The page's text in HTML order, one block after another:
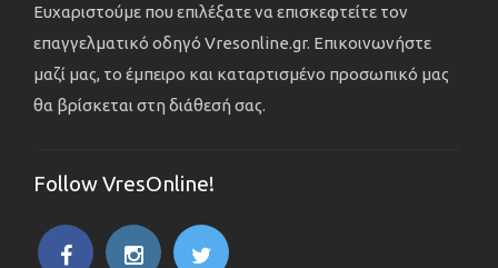
Ευχαριστούμε που επιλέξατε να επισκεφτείτε τον
επαγγελματικό οδηγό Vresonline.gr. Επικοινωνήστε
μαζί μας, το έμπειρο και καταρτισμένο προσωπικό μας
θα βρίσκεται στη διάθεσή σας.
Follow VresOnline!